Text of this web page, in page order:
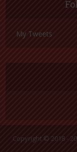
My Tweets
Copyright © 2018 -